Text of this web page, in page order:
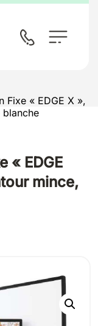
Fixe « EDGE X »,
blanche
« EDGE
mince,